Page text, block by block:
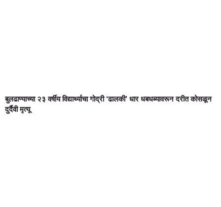
बुलढाण्याच्या २३ वर्षीय विद्यार्थ्याचा गोद्री ‘ढालकी’ धार धबधब्यावरून दरीत कोसळून
दुर्दैवी मृत्यू